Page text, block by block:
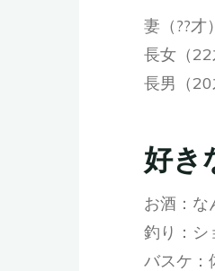
妻（??才）
長女（22
長男（20
好き
お酒：な
釣り：シ
バスケ：